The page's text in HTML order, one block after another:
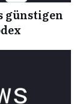
günstigen